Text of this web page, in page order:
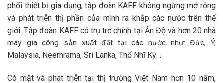
phối thiết bị gia dụng, tập đoàn KAFF không ngừng mở rộng
và phát triễn thị phần của mình ra khắp các nước trên thế
giới. Tập đoàn KAFF có trụ trở chính tại Ấn Độ và hơn 20 nhà
máy gia công sản xuất đặt tại các nước như: Đức, Ý,
Malaysia, Neemrama, Sri Lanka, Thổ Nhĩ Kỳ…
Có mặt và phát triễn tại thị trường Việt Nam hơn 10 năm,